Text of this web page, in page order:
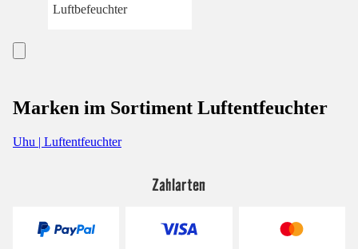
Luftbefeuchter
Marken im Sortiment Luftentfeuchter
Uhu | Luftentfeuchter
Zahlarten